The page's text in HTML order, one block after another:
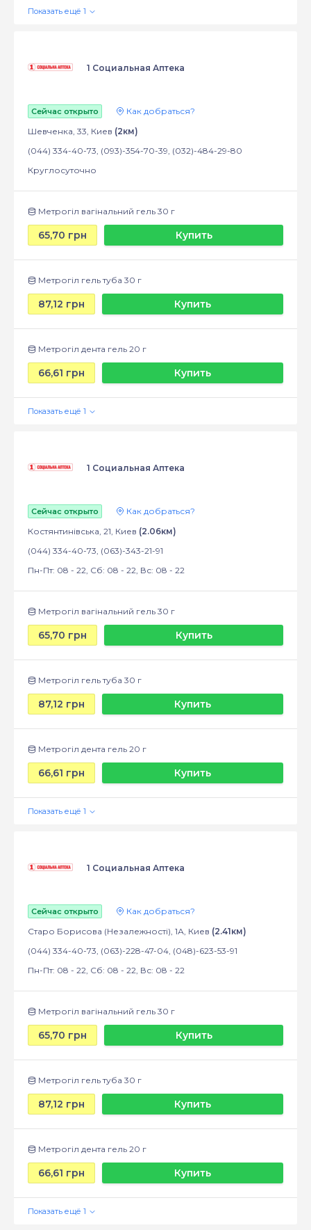
1 Социальная Аптека
Сейчас открыто
Как добраться?
Шевченка, 33, Киев (2км)
(044) 334-40-73, (093)-354-70-39, (032)-484-29-80
Круглосуточно
Метрогіл вагінальний гель 30 г
65,70 грн Купить
Метрогіл гель туба 30 г
87,12 грн Купить
Метрогіл дента гель 20 г
66,61 грн Купить
1 Социальная Аптека
Сейчас открыто
Как добраться?
Костянтинівська, 21, Киев (2.06км)
(044) 334-40-73, (063)-343-21-91
Пн-Пт: 08 - 22, Сб: 08 - 22, Вс: 08 - 22
Метрогіл вагінальний гель 30 г
65,70 грн Купить
Метрогіл гель туба 30 г
87,12 грн Купить
Метрогіл дента гель 20 г
66,61 грн Купить
1 Социальная Аптека
Сейчас открыто
Как добраться?
Старо Борисова (Незалежності), 1А, Киев (2.41км)
(044) 334-40-73, (063)-228-47-04, (048)-623-53-91
Пн-Пт: 08 - 22, Сб: 08 - 22, Вс: 08 - 22
Метрогіл вагінальний гель 30 г
65,70 грн Купить
Метрогіл гель туба 30 г
87,12 грн Купить
Метрогіл дента гель 20 г
66,61 грн Купить